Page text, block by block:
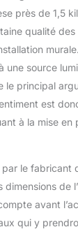
également
menthe, les
basilic, le
les feuilles
peut être
une veilleuse
le pot d'une
lumières LED.
pot plus
le plus
Attention et
montage
près de 1,5
qualité des
source
le principal
est
à la mise
le fabricant
de
avant
qui y